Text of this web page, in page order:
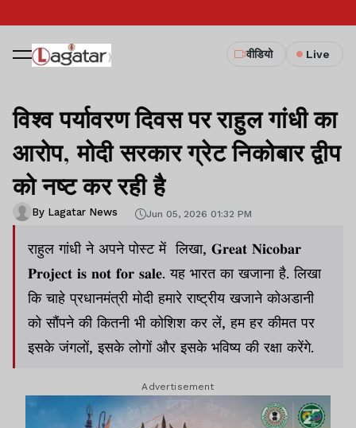
वीडियो Live
विश्व पर्यावरण दिवस पर राहुल गांधी का
आरोप, मोदी सरकार ग्रेट निकोबार द्वीप
को नष्ट कर रही है
By Lagatar News Jun 05, 2026 01:32 PM
राहुल गांधी ने अपने पोस्ट में लिखा, 𝐆𝐫𝐞𝐚𝐭 𝐍𝐢𝐜𝐨𝐛𝐚𝐫
𝐏𝐫𝐨𝐣𝐞𝐜𝐭 𝐢𝐬 𝐧𝐨𝐭 𝐟𝐨𝐫 𝐬𝐚𝐥𝐞. यह भारत का खजाना है. लिखा
कि चाहे प्रधानमंत्री मोदी हमारे राष्ट्रीय खजाने कोअडानी
को सौंपने की कितनी भी कोशिश कर लें, हम हर कीमत पर
इसके जंगलों, इसके लोगों और इसके भविष्य की रक्षा करेंगे.
Advertisement